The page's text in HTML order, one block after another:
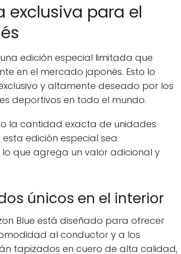
exclusiva para el
una edición especial limitada que
en el mercado japonés. Esto lo
y altamente deseado por los
deportivos en todo el mundo.
la cantidad exacta de unidades
edición especial sea
que agrega un valor adicional y
únicos en el interior
Blue está diseñado para ofrecer
al conductor y a los
tapizados en cuero de alta calidad,